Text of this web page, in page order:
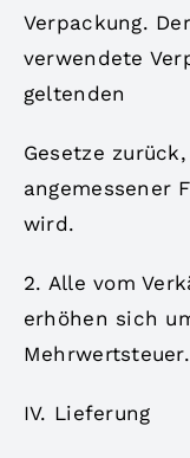
Verpackung.
verwendete
geltenden
Gesetze
angemessener
wird.
2. Alle vom
erhöhen sich
Mehrwertsteuer.
IV. Lieferung